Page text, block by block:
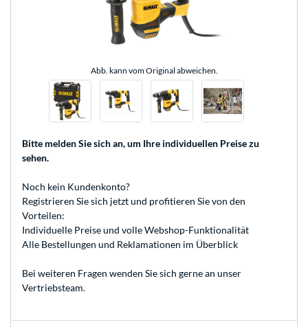
Abb. kann vom Original abweichen.
Bitte melden Sie sich an, um Ihre individuellen Preise zu
sehen.
Noch kein Kundenkonto?
Registrieren Sie sich jetzt und profitieren Sie von den
Vorteilen:
Individuelle Preise und volle Webshop-Funktionalität
Alle Bestellungen und Reklamationen im Überblick
Bei weiteren Fragen wenden Sie sich gerne an unser
Vertriebsteam.